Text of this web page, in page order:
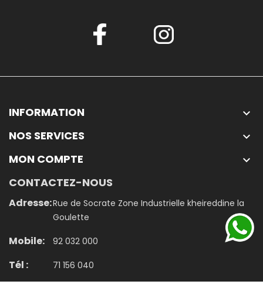
INFORMATION 
NOS SERVICES 
MON COMPTE 
CONTACTEZ-NOUS
Adresse:Rue de Socrate Zone Industrielle kheireddine la
Goulette
Mobile: 92 032 000
Tél : 71 156 040